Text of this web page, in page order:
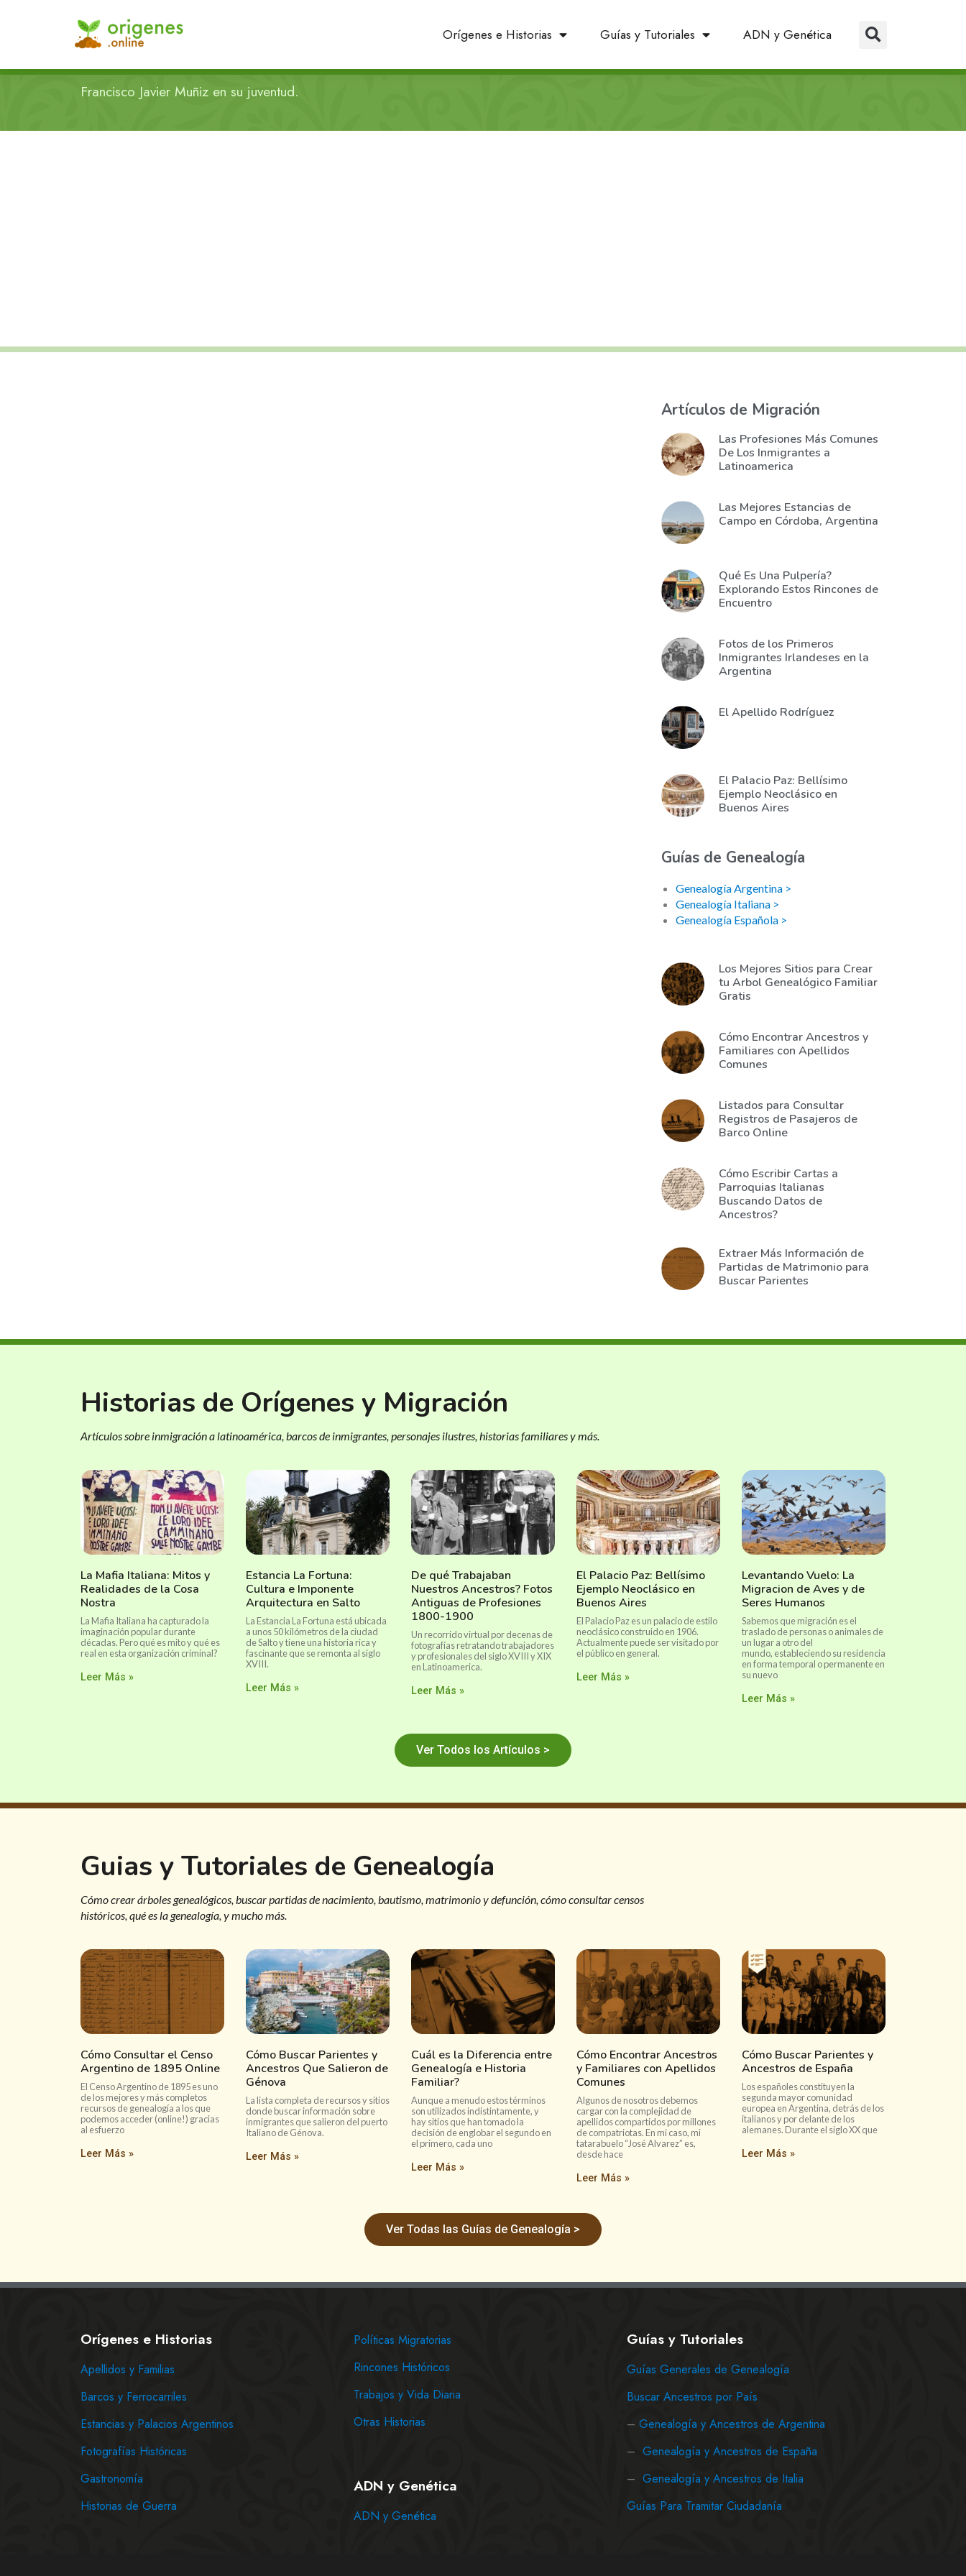
Orígenes e Historias Guías y Tutoriales ADN y Genética
Francisco Javier Muñiz en su juventud.
Artículos de Migración
Las Profesiones Más Comunes
De Los Inmigrantes a
Latinoamerica
Las Mejores Estancias de
Campo en Córdoba, Argentina
Qué Es Una Pulpería?
Explorando Estos Rincones de
Encuentro
Fotos de los Primeros
Inmigrantes Irlandeses en la
Argentina
El Apellido Rodríguez
El Palacio Paz: Bellísimo
Ejemplo Neoclásico en
Buenos Aires
Guías de Genealogía
Genealogía Argentina >
Genealogía Italiana >
Genealogía Española >
Los Mejores Sitios para Crear
tu Arbol Genealógico Familiar
Gratis
Cómo Encontrar Ancestros y
Familiares con Apellidos
Comunes
Listados para Consultar
Registros de Pasajeros de
Barco Online
Cómo Escribir Cartas a
Parroquias Italianas
Buscando Datos de
Ancestros?
Extraer Más Información de
Partidas de Matrimonio para
Buscar Parientes
Historias de Orígenes y Migración
Artículos sobre inmigración a latinoamérica, barcos de inmigrantes, personajes ilustres, historias familiares y más.
La Mafia Italiana: Mitos y
Realidades de la Cosa
Nostra
La Mafia Italiana ha capturado la
imaginación popular durante
décadas. Pero qué es mito y qué es
real en esta organización criminal?
Leer Más »
Estancia La Fortuna:
Cultura e Imponente
Arquitectura en Salto
La Estancia La Fortuna está ubicada
a unos 50 kilómetros de la ciudad
de Salto y tiene una historia rica y
fascinante que se remonta al siglo
XVIII.
Leer Más »
De qué Trabajaban
Nuestros Ancestros? Fotos
Antiguas de Profesiones
1800-1900
Un recorrido virtual por decenas de
fotografías retratando trabajadores
y profesionales del siglo XVIII y XIX
en Latinoamerica.
Leer Más »
El Palacio Paz: Bellísimo
Ejemplo Neoclásico en
Buenos Aires
El Palacio Paz es un palacio de estilo
neoclásico construido en 1906.
Actualmente puede ser visitado por
el público en general.
Leer Más »
Levantando Vuelo: La
Migracion de Aves y de
Seres Humanos
Sabemos que migración es el
traslado de personas o animales de
un lugar a otro del
mundo, estableciendo su residencia
en forma temporal o permanente en
su nuevo
Leer Más »
Ver Todos los Artículos >
Guias y Tutoriales de Genealogía
Cómo crear árboles genealógicos, buscar partidas de nacimiento, bautismo, matrimonio y defunción, cómo consultar censos
históricos, qué es la genealogía, y mucho más.
Cómo Consultar el Censo
Argentino de 1895 Online
El Censo Argentino de 1895 es uno
de los mejores y más completos
recursos de genealogía a los que
podemos acceder (online!) gracias
al esfuerzo
Leer Más »
Cómo Buscar Parientes y
Ancestros Que Salieron de
Génova
La lista completa de recursos y sitios
donde buscar información sobre
inmigrantes que salieron del puerto
Italiano de Génova.
Leer Más »
Cuál es la Diferencia entre
Genealogía e Historia
Familiar?
Aunque a menudo estos términos
son utilizados indistintamente, y
hay sitios que han tomado la
decisión de englobar el segundo en
el primero, cada uno
Leer Más »
Cómo Encontrar Ancestros
y Familiares con Apellidos
Comunes
Algunos de nosotros debemos
cargar con la complejidad de
apellidos compartidos por millones
de compatriotas. En mi caso, mi
tatarabuelo “José Alvarez” es,
desde hace
Leer Más »
Cómo Buscar Parientes y
Ancestros de España
Los españoles constituyen la
segunda mayor comunidad
europea en Argentina, detrás de los
italianos y por delante de los
alemanes. Durante el siglo XX que
Leer Más »
Ver Todas las Guías de Genealogía >
Orígenes e Historias
Apellidos y Familias
Barcos y Ferrocarriles
Estancias y Palacios Argentinos
Fotografías Históricas
Gastronomía
Historias de Guerra
Políticas Migratorias
Rincones Históricos
Trabajos y Vida Diaria
Otras Historias
ADN y Genética
ADN y Genética
Guías y Tutoriales
Guías Generales de Genealogía
Buscar Ancestros por País
– Genealogía y Ancestros de Argentina
– Genealogía y Ancestros de España
– Genealogía y Ancestros de Italia
Guías Para Tramitar Ciudadanía